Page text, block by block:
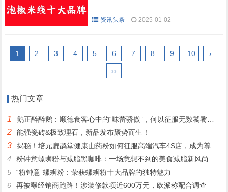
资讯头条 2025-01-02
1 2 3 4 5 6 7 8 9 10 ›
››
热门文章
1 鹅正醉醉鹅：顺德食客心中的“味蕾骄傲”，何以征服无数饕餮之心？
2 能强瓷砖&极致理石，新品发布聚势而生！
3
揭秘！培元扁鹊堂健康山药粉如何征服高端汽车4S店，成为尊贵客户的定制之选
4
粉钟意螺蛳粉与减脂黑咖啡：一场意想不到的美食减脂新风尚
5
“粉钟意”螺蛳粉：荣获螺蛳粉十大品牌的独特魅力
6
再被曝经销商跑路！涉装修款项近600万元，欧派称配合调查